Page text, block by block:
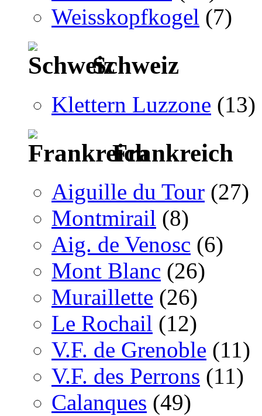
Weisskopfkogel (7)
Schweiz
Klettern Luzzone (13)
Frankreich
Aiguille du Tour (27)
Montmirail (8)
Aig. de Venosc (6)
Mont Blanc (26)
Muraillette (26)
Le Rochail (12)
V.F. de Grenoble (11)
V.F. des Perrons (11)
Calanques (49)